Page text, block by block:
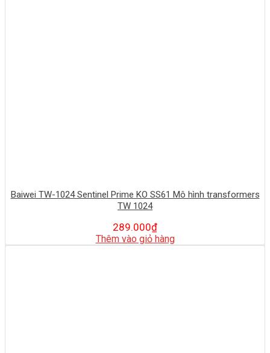
Baiwei TW-1024 Sentinel Prime KO SS61 Mô hình transformers
TW 1024
289.000₫
Thêm vào giỏ hàng